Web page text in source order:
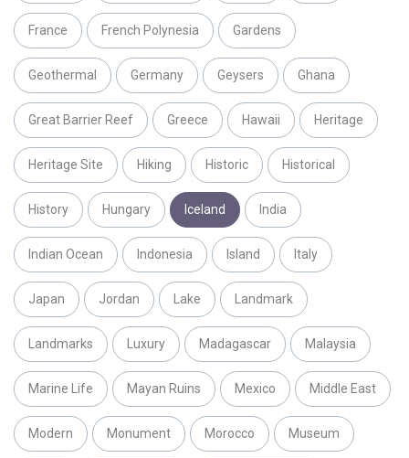
France French Polynesia Gardens
Geothermal Germany Geysers Ghana
Great Barrier Reef Greece Hawaii Heritage
Heritage Site Hiking Historic Historical
History Hungary Iceland India
Indian Ocean Indonesia Island Italy
Japan Jordan Lake Landmark
Landmarks Luxury Madagascar Malaysia
Marine Life Mayan Ruins Mexico Middle East
Modern Monument Morocco Museum